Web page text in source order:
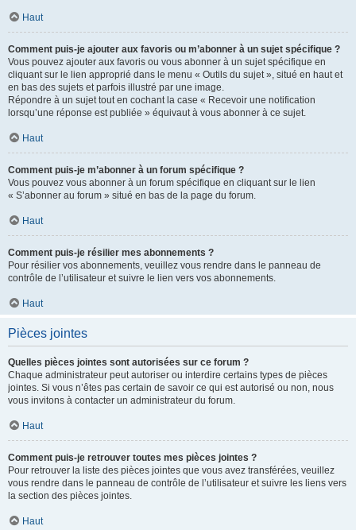
Haut
Comment puis-je ajouter aux favoris ou m’abonner à un sujet spécifique ?
Vous pouvez ajouter aux favoris ou vous abonner à un sujet spécifique en
cliquant sur le lien approprié dans le menu « Outils du sujet », situé en haut et
en bas des sujets et parfois illustré par une image.
Répondre à un sujet tout en cochant la case « Recevoir une notification
lorsqu’une réponse est publiée » équivaut à vous abonner à ce sujet.
Haut
Comment puis-je m’abonner à un forum spécifique ?
Vous pouvez vous abonner à un forum spécifique en cliquant sur le lien
« S’abonner au forum » situé en bas de la page du forum.
Haut
Comment puis-je résilier mes abonnements ?
Pour résilier vos abonnements, veuillez vous rendre dans le panneau de
contrôle de l’utilisateur et suivre le lien vers vos abonnements.
Haut
Pièces jointes
Quelles pièces jointes sont autorisées sur ce forum ?
Chaque administrateur peut autoriser ou interdire certains types de pièces
jointes. Si vous n’êtes pas certain de savoir ce qui est autorisé ou non, nous
vous invitons à contacter un administrateur du forum.
Haut
Comment puis-je retrouver toutes mes pièces jointes ?
Pour retrouver la liste des pièces jointes que vous avez transférées, veuillez
vous rendre dans le panneau de contrôle de l’utilisateur et suivre les liens vers
la section des pièces jointes.
Haut